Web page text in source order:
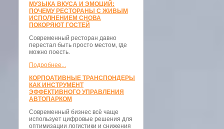
МУЗЫКА ВКУСА И ЭМОЦИЙ:
ПОЧЕМУ РЕСТОРАНЫ С ЖИВЫМ
ИСПОЛНЕНИЕМ СНОВА
ПОКОРЯЮТ ГОСТЕЙ
Современный ресторан давно
перестал быть просто местом, где
можно поесть.
Подробнее...
КОРПОАТИВНЫЕ ТРАНСПОНДЕРЫ
КАК ИНСТРУМЕНТ
ЭФФЕКТИВНОГО УПРАВЛЕНИЯ
АВТОПАРКОМ
Современный бизнес всё чаще
использует цифровые решения для
оптимизации логистики и снижения